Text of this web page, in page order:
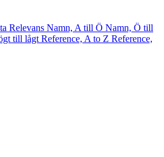
Relevans Namn, A till Ö Namn, Ö till
till lågt Reference, A to Z Reference,